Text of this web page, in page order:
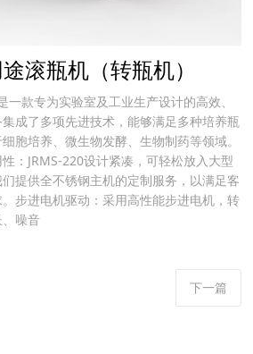
滚瓶机（转瓶机）
一款专为实验室及工业生产设计的高效、
成了多项先进技术，能够满足多种培养瓶
胞培养、微生物发酵、生物制药等领域。
：JRMS-220设计紧凑，可轻松放入大型
提供全不锈钢主机的定制服务，以满足客
步进电机驱动：采用高性能步进电机，转
噪音
下一篇